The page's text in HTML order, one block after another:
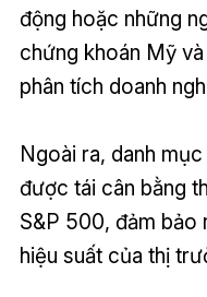
động hoặc những
chứng khoán Mỹ
phân tích doanh
Ngoài ra, danh
được tái cân bằng
S&P 500, đảm bảo
hiệu suất của thị